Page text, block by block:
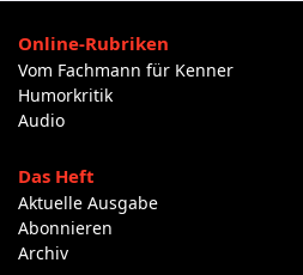
Online-Rubriken
Vom Fachmann für Kenner
Humorkritik
Audio
Das Heft
Aktuelle Ausgabe
Abonnieren
Archiv